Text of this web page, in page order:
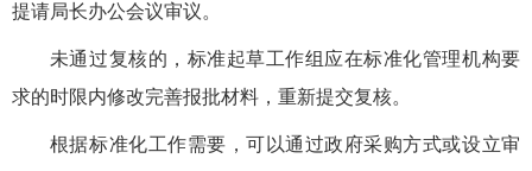
提请局长办公会议审议。
未通过复核的，标准起草工作组应在标准化管理机构要
求的时限内修改完善报批材料，重新提交复核。
根据标准化工作需要，可以通过政府采购方式或设立审